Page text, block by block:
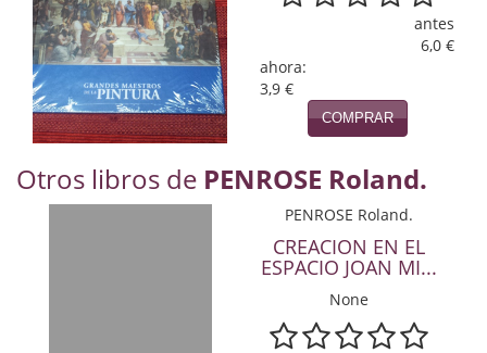
Novela fantástica
Novela histórica
Novela negra
Novela romántica
Otros idiomas
antes
6,0 €
ahora:
3,9 €
COMPRAR
Otros libros de PENROSE Roland.
PENROSE Roland.
CREACION EN EL
ESPACIO JOAN MI...
None